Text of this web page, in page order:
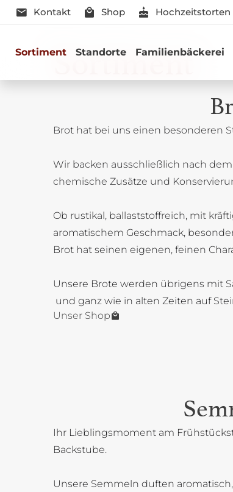
Kontakt Shop Hochzeitstorten
Sortiment Standorte Familienbäckerei
Sortiment
Herzhaft oder süß -
Brot hat bei uns einen besonderen
Wir backen ausschließlich nach
chemische Zusätze und
Ob rustikal, ballaststoffreich, mit
aromatischem Geschmack,
Brot hat seinen eigenen, feinen
Unsere Brote werden übrigens mit
und ganz wie in alten Zeiten auf
Unser Shop
Ihr Lieblingsmoment am
Backstube.
Unsere Semmeln duften